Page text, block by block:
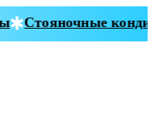
Стояночные